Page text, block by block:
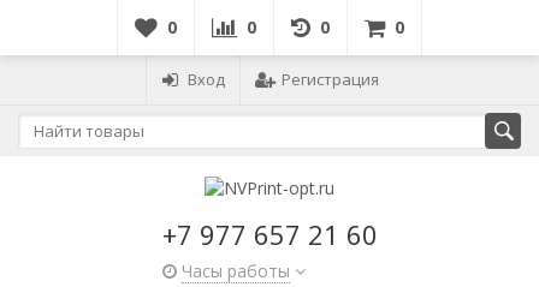
0 0 0 0
Вход Регистрация
+7 977 657 21 60
Часы работы